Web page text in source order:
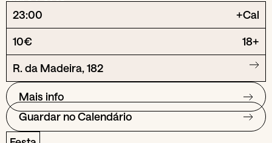
23:00
+Cal
10€
18+
R. da Madeira, 182
Mais info
Guardar no Calendário